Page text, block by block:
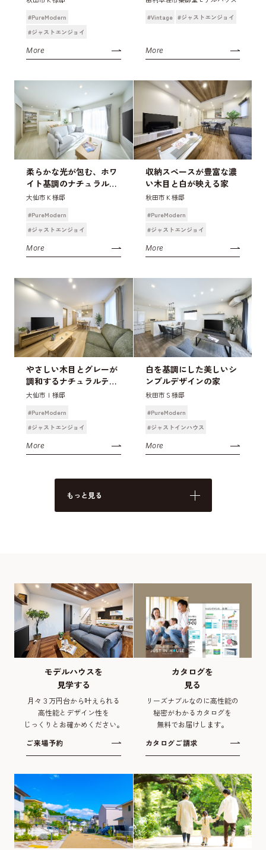
#PureModern
#ジャストエンジョイ
More
#Vintage #ジャストエンジョイ
More
柔らかな光が包む、ホワ
イト基調のナチュラルモ
ダンな家
大仙市Ｋ様邸
#PureModern
#ジャストエンジョイ
More
収納スペースが豊富な濃
い木目と白が映える家
秋田市Ｋ様邸
#PureModern
#ジャストエンジョイ
More
やさしい木目とグレーが
調和するナチュラルテイ
ストの家
大仙市Ｉ様邸
#PureModern
#ジャストエンジョイ
More
白を基調にした美しいシ
ンプルデザインの家
秋田市Ｓ様邸
#PureModern
#ジャストインハウス
More
もっと見る
モデルハウスを
見学する
月々３万円台から叶えられる
高性能とデザイン性を
じっくりとお確かめください。
ご来場予約
カタログを
見る
リーズナブルなのに高性能の
秘密がわかるカタログを
無料でお届けします。
カタログご請求